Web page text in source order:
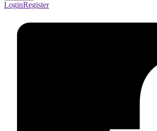
LoginRegister